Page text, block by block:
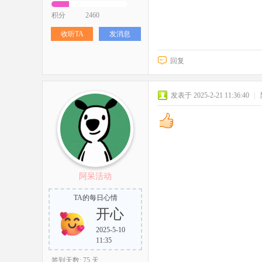
积分 2460
收听TA 发消息
回复
阿呆活动
TA的每日心情
开心
2025-5-10
11:35
签到天数: 75 天
发表于 2025-2-21 11:36:40